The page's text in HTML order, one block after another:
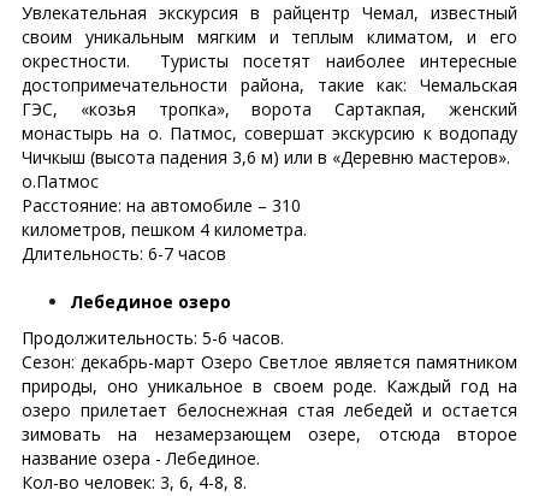
Увлекательная экскурсия в райцентр Чемал, известный
своим уникальным мягким и теплым климатом, и его
окрестности. Туристы посетят наиболее интересные
достопримечательности района, такие как: Чемальская
ГЭС, «козья тропка», ворота Сартакпая, женский
монастырь на о. Патмос, совершат экскурсию к водопаду
Чичкыш (высота падения 3,6 м) или в «Деревню мастеров».
о.Патмос
Расстояние: на автомобиле – 310
километров, пешком 4 километра.
Длительность: 6-7 часов
Лебединое озеро
Продолжительность: 5-6 часов.
Сезон: декабрь-март Озеро Светлое является памятником
природы, оно уникальное в своем роде. Каждый год на
озеро прилетает белоснежная стая лебедей и остается
зимовать на незамерзающем озере, отсюда второе
название озера - Лебединое.
Кол-во человек: 3, 6, 4-8, 8.